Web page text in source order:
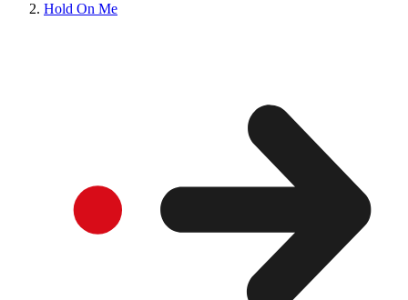
Hold On Me